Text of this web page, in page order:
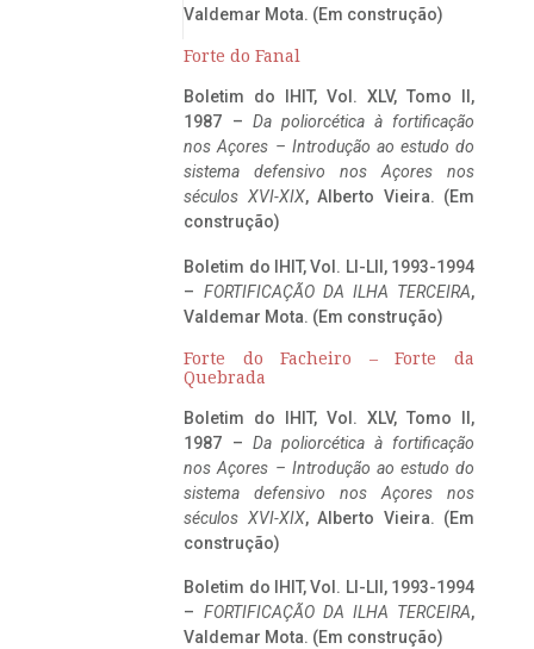
Valdemar Mota. (Em construção)
Forte do Fanal
Boletim do IHIT, Vol. XLV, Tomo II,
1987 – Da poliorcética à fortificação
nos Açores – Introdução ao estudo do
sistema defensivo nos Açores nos
séculos XVI-XIX, Alberto Vieira. (Em
construção)
Boletim do IHIT, Vol. LI-LII, 1993-1994
– FORTIFICAÇÃO DA ILHA TERCEIRA,
Valdemar Mota. (Em construção)
Forte do Facheiro – Forte da
Quebrada
Boletim do IHIT, Vol. XLV, Tomo II,
1987 – Da poliorcética à fortificação
nos Açores – Introdução ao estudo do
sistema defensivo nos Açores nos
séculos XVI-XIX, Alberto Vieira. (Em
construção)
Boletim do IHIT, Vol. LI-LII, 1993-1994
– FORTIFICAÇÃO DA ILHA TERCEIRA,
Valdemar Mota. (Em construção)